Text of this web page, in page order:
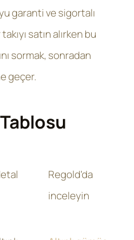
garanti ve sigortalı
satın alırken bu
sormak, sonradan
geçer.
Regold'da
inceleyin